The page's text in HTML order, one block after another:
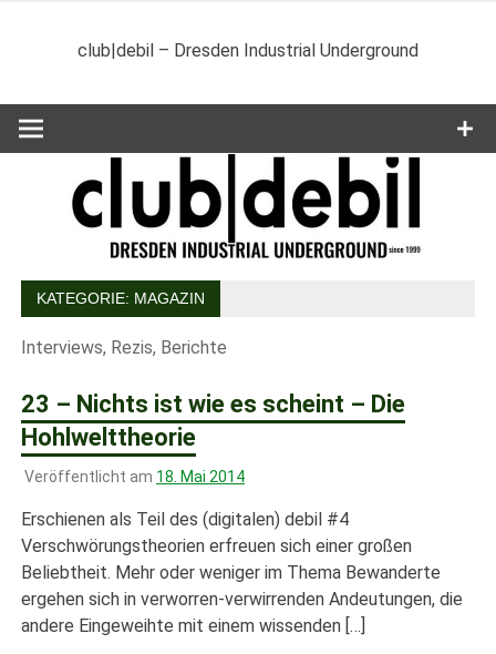
club|debil – Dresden Industrial Underground
KATEGORIE: MAGAZIN
Interviews, Rezis, Berichte
23 – Nichts ist wie es scheint – Die
Hohlwelttheorie
Veröffentlicht am 18. Mai 2014
Erschienen als Teil des (digitalen) debil #4
Verschwörungstheorien erfreuen sich einer großen
Beliebtheit. Mehr oder weniger im Thema Bewanderte
ergehen sich in verworren-verwirrenden Andeutungen, die
andere Eingeweihte mit einem wissenden […]